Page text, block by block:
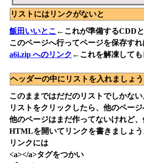
リストにはリンクがないと
飯田いいとこ ←これが準備するCDD
このページへ行ってページを保存すれ
a6i.zip へのリンク ←これを解凍しても
ヘッダーの中にリストを入れましょう
このままではだだのリストでしかない
リストをクリックしたら、他のページ
他のページはまだ作ってないけれど、
HTMLを開いてリンクを書きましょう
リンクには
<a></a>タグをつかい